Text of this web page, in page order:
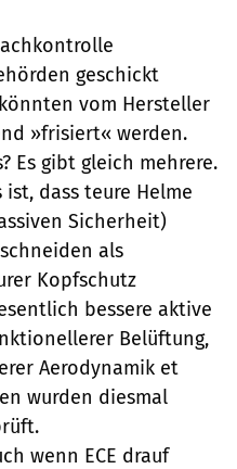
geschickt
vom Hersteller
»frisiert« werden.
Es gibt gleich mehrere.
dass teure Helme
Sicherheit)
als
Kopfschutz
bessere aktive
Belüftung,
Aerodynamik et
wurden diesmal
wenn ECE drauf